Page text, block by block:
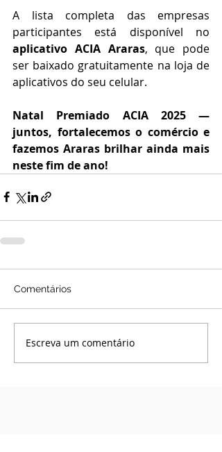
A lista completa das empresas
aplicativo ACIA Araras, que pode
ser baixado gratuitamente na loja de
aplicativos do seu celular.
Natal Premiado ACIA 2025 —
juntos, fortalecemos o comércio e
fazemos Araras brilhar ainda mais
neste fim de ano!
Comentários
Escreva um comentário